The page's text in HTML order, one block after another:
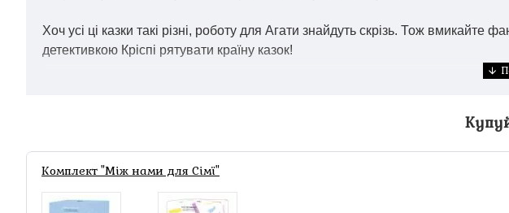
Хоч усі ці казки такі різні, роботу для Агати знайдуть скрізь. Тож
детективкою Кріспі рятувати країну казок!
Комплект "Між нами для Сімї"